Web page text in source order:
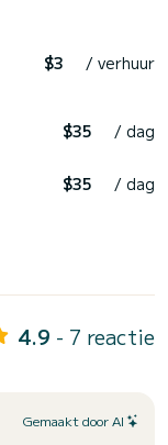
$3 / verhuur
$35 / dag
$35 / dag
4.9 - 7 reactie
Gemaakt door AI